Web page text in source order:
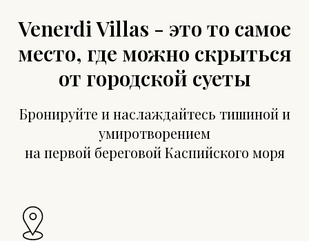
Venerdi Villas - это то самое
место, где можно скрыться
от городской суеты
Бронируйте и наслаждайтесь тишиной и
умиротворением
на первой береговой Каспийского моря